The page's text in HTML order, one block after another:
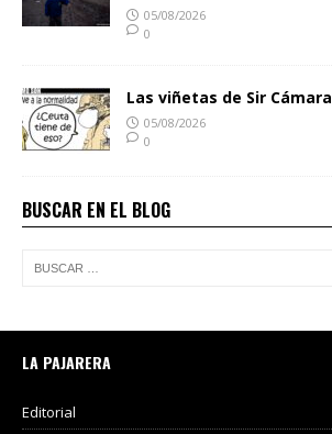
05/08/2026
0
Las viñetas de Sir Cámara
05/08/2026
0
BUSCAR EN EL BLOG
LA PAJARERA
Editorial